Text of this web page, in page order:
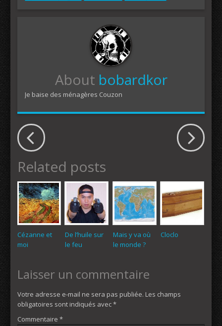
About bobardkor
Je baise des ménagères Couzon
Related posts
Cézanne et
moi
De l’huile sur
le feu
Mais y va où
le monde ?
Cloclo
Laisser un commentaire
Votre adresse e-mail ne sera pas publiée. Les champs
obligatoires sont indiqués avec*
Commentaire *